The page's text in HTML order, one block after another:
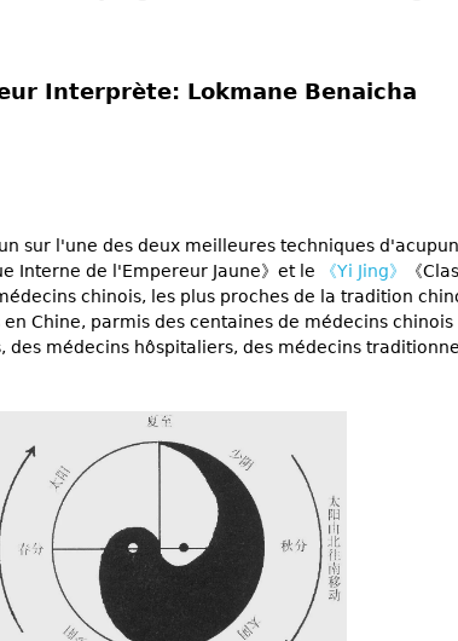
Interprète: Lokmane Benaicha
sur l'une des deux meilleures techniques
Interne de l'Empereur Jaune》et le 《Yi Jing》
《
chinois, les plus proches de la tradition
Chine, parmis des centaines de médecins
des médecins hôspitaliers, des médecins